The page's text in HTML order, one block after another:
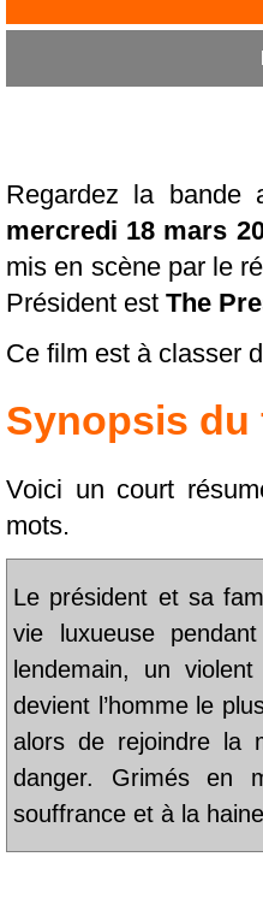
Regardez la bande
mercredi 18 mars
mis en scène par le
Président est The
Ce film est à classer
Synopsis du
Voici un court
mots.
Le président et sa
vie luxueuse
lendemain, un
devient l’homme le
alors de rejoindre la
danger. Grimés en
souffrance et à la